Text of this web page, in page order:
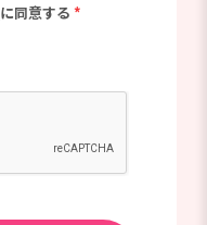
に同意する *